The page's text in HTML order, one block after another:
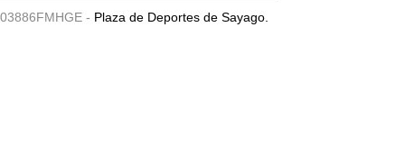
03886FMHGE - Plaza de Deportes de Sayago.